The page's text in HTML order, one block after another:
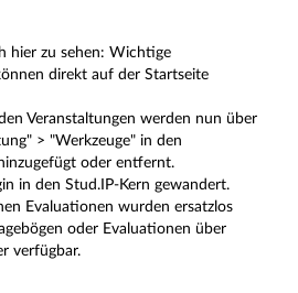
hier zu sehen: Wichtige
direkt auf der Startseite
Veranstaltungen werden nun über
> "Werkzeuge" in den
oder entfernt.
in den Stud.IP-Kern gewandert.
Evaluationen wurden ersatzlos
oder Evaluationen über
verfügbar.